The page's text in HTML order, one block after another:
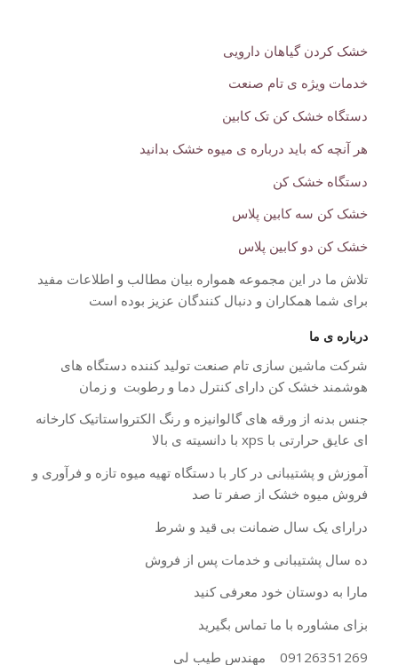
خشک کردن گیاهان دارویی
خدمات ویژه ی تام صنعت
دستگاه خشک کن تک کابین
هر آنچه که باید درباره ی میوه خشک بدانید
دستگاه خشک کن
خشک کن سه کابین پلاس
خشک کن دو کابین پلاس
تلاش ما در این مجموعه همواره بیان مطالب و اطلاعات مفید
برای شما همکاران و دنبال کنندگان عزیز بوده است
درباره ی ما
شرکت ماشین سازی تام صنعت تولید کننده دستگاه های
هوشمند خشک کن دارای کنترل دما و رطوبت و زمان
جنس بدنه از ورقه های گالوانیزه و رنگ الکترواستاتیک کارخانه
ای عایق حرارتی با xps با دانسیته ی بالا
آموزش و پشتیبانی در کار با دستگاه تهیه میوه تازه و فرآوری و
فروش میوه خشک از صفر تا صد
درارای یک سال ضمانت بی قید و شرط
ده سال پشتیبانی و خدمات پس از فروش
مارا به دوستان خود معرفی کنید
بزای مشاوره با ما تماس بگیرید
09126351269 مهندس طیب لی